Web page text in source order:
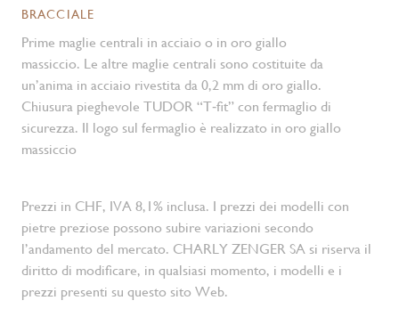
BRACCIALE
Prime maglie centrali in acciaio o in oro giallo
massiccio. Le altre maglie centrali sono costituite da
un’anima in acciaio rivestita da 0,2 mm di oro giallo.
Chiusura pieghevole TUDOR “T‑fit” con fermaglio di
sicurezza. Il logo sul fermaglio è realizzato in oro giallo
massiccio
Prezzi in CHF, IVA 8,1% inclusa. I prezzi dei modelli con
pietre preziose possono subire variazioni secondo
l’andamento del mercato. CHARLY ZENGER SA si riserva il
diritto di modificare, in qualsiasi momento, i modelli e i
prezzi presenti su questo sito Web.